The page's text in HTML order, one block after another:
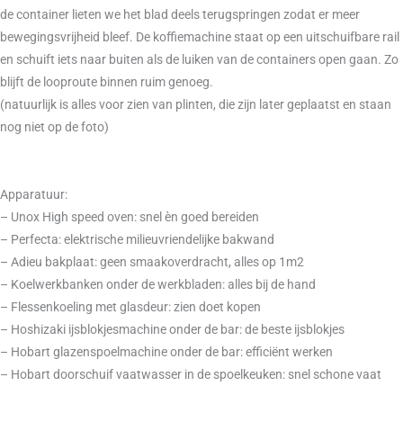
de container lieten we het blad deels terugspringen zodat er meer
bewegingsvrijheid bleef. De koffiemachine staat op een uitschuifbare rail
en schuift iets naar buiten als de luiken van de containers open gaan. Zo
blijft de looproute binnen ruim genoeg.
(natuurlijk is alles voor zien van plinten, die zijn later geplaatst en staan
nog niet op de foto)
Apparatuur:
– Unox High speed oven: snel èn goed bereiden
– Perfecta: elektrische milieuvriendelijke bakwand
– Adieu bakplaat: geen smaakoverdracht, alles op 1m2
– Koelwerkbanken onder de werkbladen: alles bij de hand
– Flessenkoeling met glasdeur: zien doet kopen
– Hoshizaki ijsblokjesmachine onder de bar: de beste ijsblokjes
– Hobart glazenspoelmachine onder de bar: efficiënt werken
– Hobart doorschuif vaatwasser in de spoelkeuken: snel schone vaat